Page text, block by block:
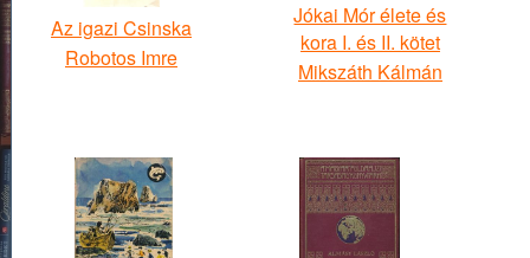
Az igazi Csinska
Robotos Imre
Jókai Mór élete és
kora I. és II. kötet
Mikszáth Kálmán